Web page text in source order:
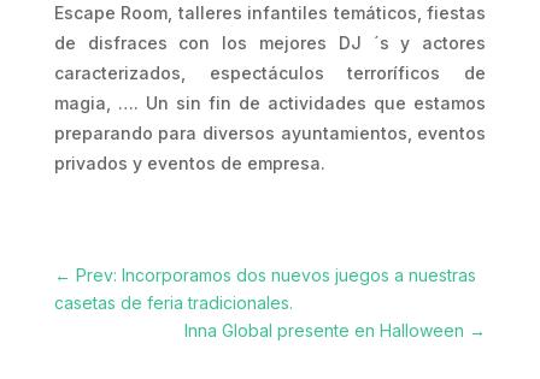
Escape Room, talleres infantiles temáticos, fiestas
de disfraces con los mejores DJ ´s y actores
caracterizados, espectáculos terroríficos de
magia, …. Un sin fin de actividades que estamos
preparando para diversos ayuntamientos, eventos
privados y eventos de empresa.
← Prev: Incorporamos dos nuevos juegos a nuestras
casetas de feria tradicionales.
Inna Global presente en Halloween →